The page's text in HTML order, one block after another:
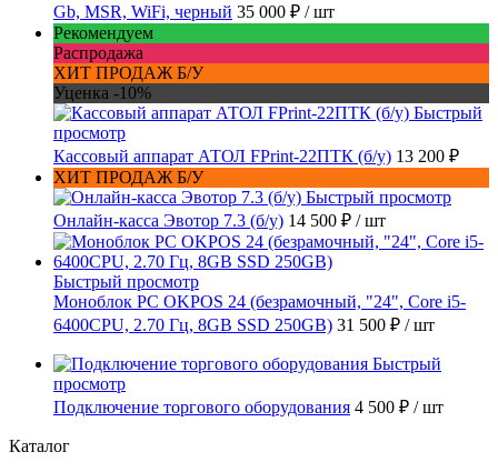
Gb, MSR, WiFi, черный 35 000 ₽ / шт
Рекомендуем
Распродажа
ХИТ ПРОДАЖ Б/У
Уценка -10%
Быстрый
просмотр
Кассовый аппарат АТОЛ FPrint-22ПТК (б/у) 13 200 ₽
ХИТ ПРОДАЖ Б/У
Быстрый просмотр
Онлайн-касса Эвотор 7.3 (б/у) 14 500 ₽ / шт
Быстрый просмотр
Моноблок PC OKPOS 24 (безрамочный, "24", Core i5-
6400CPU, 2.70 Гц, 8GB SSD 250GB) 31 500 ₽ / шт
Быстрый
просмотр
Подключение торгового оборудования 4 500 ₽ / шт
Каталог